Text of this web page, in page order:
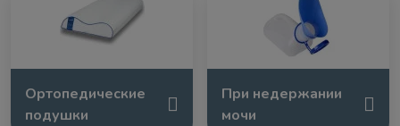
Ортопедические
подушки
При недержании
мочи